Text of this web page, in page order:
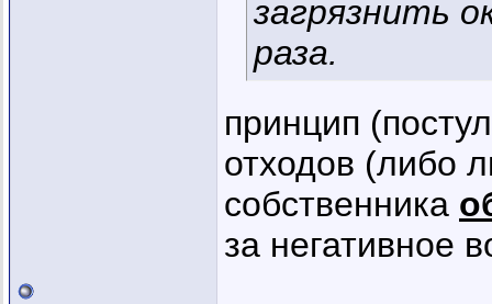
загрязнить
раза.
принцип
отходов (либо
собственника
за негативное